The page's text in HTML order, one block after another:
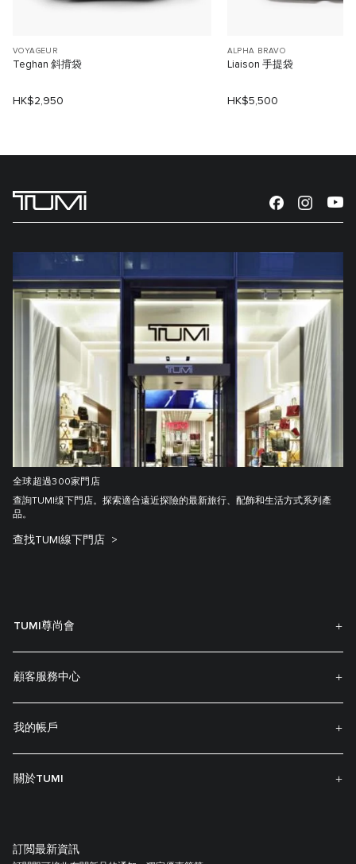
VOYAGEUR
Teghan 斜揹袋
HK$2,950
ALPHA BRAVO
Liaison 手提袋
HK$5,500
全球超過300家門店
查詢TUMI缐下門店。探索適合遠近探險的最新旅行、配飾和生活方式系列產
品。
查找TUMI線下門店
TUMI尊尚會
顧客服務中心
我的帳戶
關於TUMI
訂閲最新資訊